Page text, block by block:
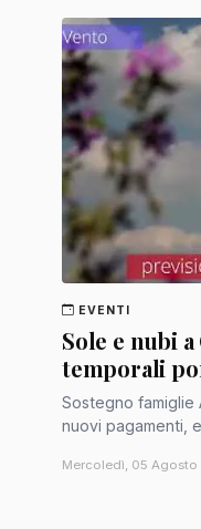
EVENTI
Sole e nubi
temporali
Sostegno famiglie
nuovi pagamenti,
Mercoledì, 05 Agosto